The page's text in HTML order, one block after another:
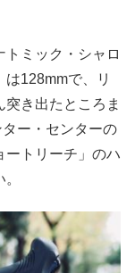
トミック・シャロ
128mmで、リ
き出たところま
ー・センターの
ートリーチ」のハ